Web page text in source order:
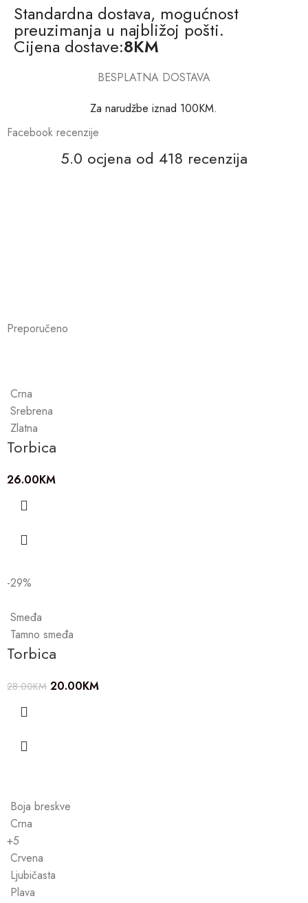
Standardna dostava, mogućnost
preuzimanja u najbližoj pošti.
Cijena dostave:8KM
BESPLATNA DOSTAVA
Za narudžbe iznad 100KM.
Facebook recenzije
5.0 ocjena od 418 recenzija
Preporučeno
Crna
Srebrena
Zlatna
Torbica
26.00KM
-29%
Smeđa
Tamno smeđa
Torbica
28.00KM 20.00KM
Boja breskve
Crna
+5
Crvena
Ljubičasta
Plava